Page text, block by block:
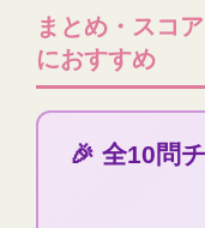
まとめ・スコ
におすすめ
🎉 全10問